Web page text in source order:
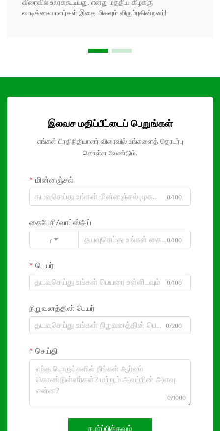
விரைவில் உலரக்கூடியது. எனது மத்திய கிழக்கு
வாடிக்கையாளர்கள் இதை மிகவும் விரும்புகின்றனர்!
இலவச மதிப்பீட்டைப் பெறுங்கள்
எங்கள் பிரதிநிதியாளர் விரைவில் உங்களைத் தொடர்பு
கொள்ள வேண்டும்.
மின்னஞ்சல்
0/100
கைபேசி/வாட்ஸ்அப்
Code 0/100
பெயர்
0/100
நிறுவனத்தின் பெயர்
0/200
செய்தி
0/1000
சமர்ப்பிக்கவும்